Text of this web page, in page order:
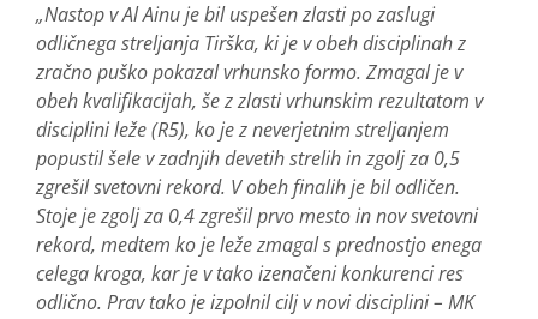
„Nastop v Al Ainu je bil uspešen zlasti po zaslugi
odličnega streljanja Tirška, ki je v obeh disciplinah z
zračno puško pokazal vrhunsko formo. Zmagal je v
obeh kvalifikacijah, še z zlasti vrhunskim rezultatom v
disciplini leže (R5), ko je z neverjetnim streljanjem
popustil šele v zadnjih devetih strelih in zgolj za 0,5
zgrešil svetovni rekord. V obeh finalih je bil odličen.
Stoje je zgolj za 0,4 zgrešil prvo mesto in nov svetovni
rekord, medtem ko je leže zmagal s prednostjo enega
celega kroga, kar je v tako izenačeni konkurenci res
odlično. Prav tako je izpolnil cilj v novi disciplini – MK